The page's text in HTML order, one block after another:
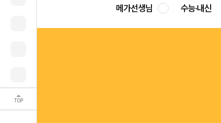
TOP
메가선생님 수능·내신